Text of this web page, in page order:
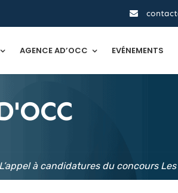
AGENCE AD’OCC EVÉNEMENTS
à candidatures du concours